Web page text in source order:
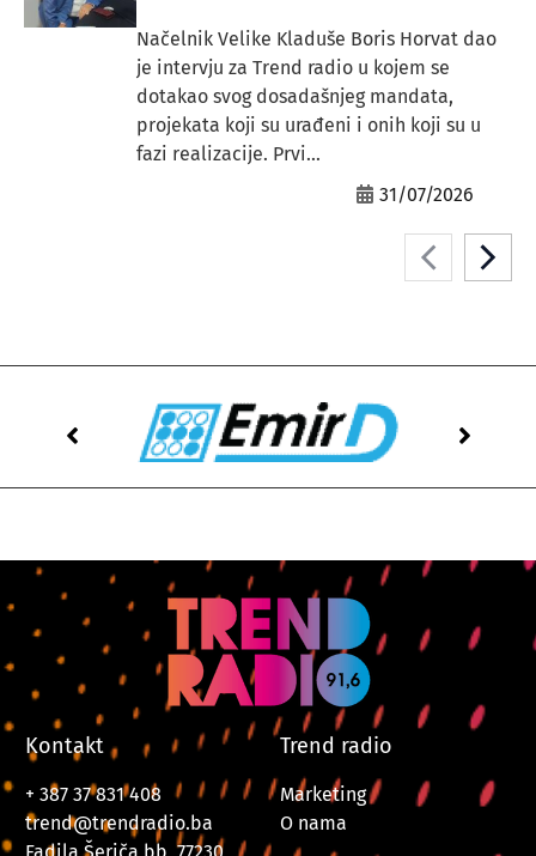
Načelnik Velike Kladuše Boris Horvat dao
je intervju za Trend radio u kojem se
dotakao svog dosadašnjeg mandata,
projekata koji su urađeni i onih koji su u
fazi realizacije. Prvi...
31/07/2026
Kontakt
+ 387 37 831 408
trend@trendradio.ba
Trend radio
Marketing
O nama